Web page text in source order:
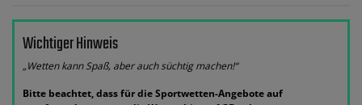
Wichtiger Hinweis
„Wetten kann Spaß, aber auch süchtig machen!“
Bitte beachtet, dass für die Sportwetten-Angebote auf